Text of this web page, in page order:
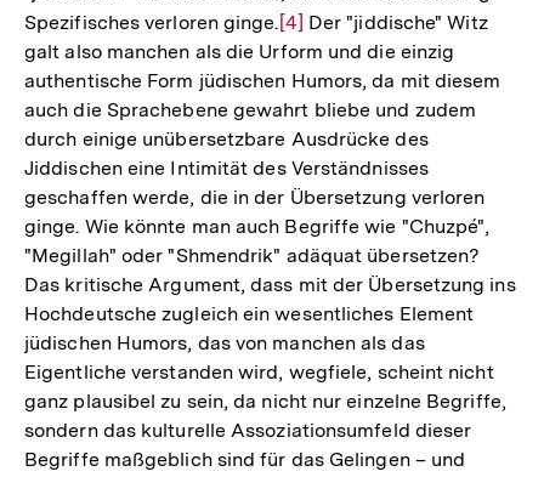
Spezifisches verloren ginge. Zur
Auflösung
der
Fußnote
[4] Der "jiddische" Witz
galt also manchen als die Urform und die einzig
authentische Form jüdischen Humors, da mit diesem
auch die Sprachebene gewahrt bliebe und zudem
durch einige unübersetzbare Ausdrücke des
Jiddischen eine Intimität des Verständnisses
geschaffen werde, die in der Übersetzung verloren
ginge. Wie könnte man auch Begriffe wie "Chuzpé",
"Megillah" oder "Shmendrik" adäquat übersetzen?
Das kritische Argument, dass mit der Übersetzung ins
Hochdeutsche zugleich ein wesentliches Element
jüdischen Humors, das von manchen als das
Eigentliche verstanden wird, wegfiele, scheint nicht
ganz plausibel zu sein, da nicht nur einzelne Begriffe,
sondern das kulturelle Assoziationsumfeld dieser
Begriffe maßgeblich sind für das Gelingen – und